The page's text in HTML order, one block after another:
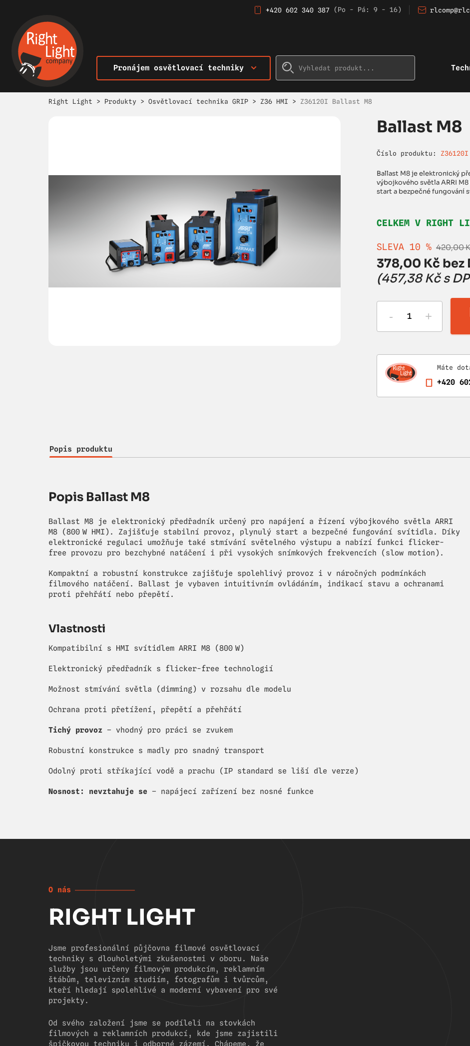
+420 602 340 387 (Po - Pá: 9 - 16)
Pronájem osvětlovací techniky
Right Light > Produkty > Osvětlovací technika GRIP > Z36 HMI > Z36120I Ballast M8
Ballast M8
Číslo produktu: Z36120I
Ballast M8 je elektronický
výbojkového světla ARRI
start a bezpečné fungování
CELKEM V RIGHT
SLEVA 10 % 420,00
378,00 Kč bez
(457,38 Kč s
- +
Máte
+420
Popis produktu
Popis Ballast M8
Ballast M8 je elektronický předřadník určený pro napájení a řízení výbojkového světla ARRI
M8 (800 W HMI). Zajišťuje stabilní provoz, plynulý start a bezpečné fungování svítidla. Díky
elektronické regulaci umožňuje také stmívání světelného výstupu a nabízí funkci flicker-
free provozu pro bezchybné natáčení i při vysokých snímkových frekvencích (slow motion).
Kompaktní a robustní konstrukce zajišťuje spolehlivý provoz i v náročných podmínkách
filmového natáčení. Ballast je vybaven intuitivním ovládáním, indikací stavu a ochranami
proti přehřátí nebo přepětí.
Vlastnosti
Kompatibilní s HMI svítidlem ARRI M8 (800 W)
Elektronický předřadník s flicker-free technologií
Možnost stmívání světla (dimming) v rozsahu dle modelu
Ochrana proti přetížení, přepětí a přehřátí
Tichý provoz – vhodný pro práci se zvukem
Robustní konstrukce s madly pro snadný transport
Odolný proti stříkající vodě a prachu (IP standard se liší dle verze)
Nosnost: nevztahuje se – napájecí zařízení bez nosné funkce
O nás
RIGHT LIGHT
Jsme profesionální půjčovna filmové osvětlovací
techniky s dlouholetými zkušenostmi v oboru. Naše
služby jsou určeny filmovým produkcím, reklamním
štábům, televizním studiím, fotografům i tvůrcům,
kteří hledají spolehlivé a moderní vybavení pro své
projekty.
Od svého založení jsme se podíleli na stovkách
filmových a reklamních produkcí, kde jsme zajistili